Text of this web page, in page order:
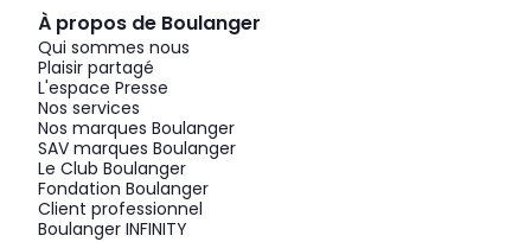
À propos de Boulanger
Qui sommes nous
Plaisir partagé
L'espace Presse
Nos services
Nos marques Boulanger
SAV marques Boulanger
Le Club Boulanger
Fondation Boulanger
Client professionnel
Boulanger INFINITY